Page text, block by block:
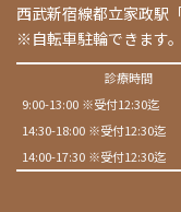
西武新宿線都立家政駅
※自転車駐輪できます
診療時間
9:00-13:00 ※受付12:30迄
14:30-18:00 ※受付12:30迄
14:00-17:30 ※受付12:30迄